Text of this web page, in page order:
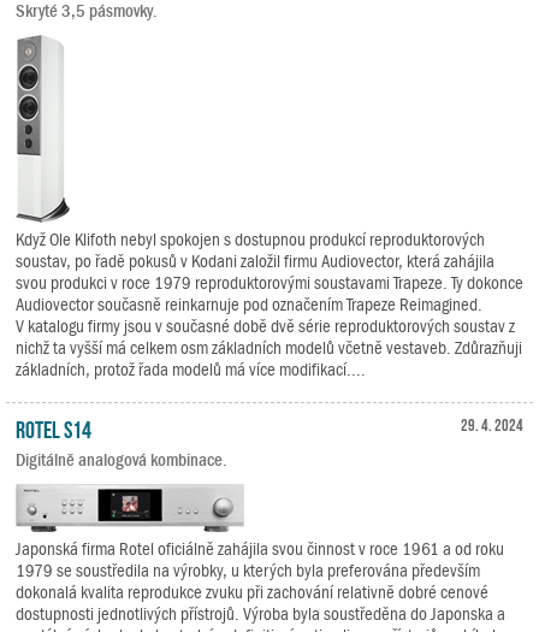
Skryté 3,5 pásmovky.
Když Ole Klifoth nebyl spokojen s dostupnou produkcí reproduktorových
soustav, po řadě pokusů v Kodani založil firmu Audiovector, která zahájila
svou produkci v roce 1979 reproduktorovými soustavami Trapeze. Ty dokonce
Audiovector současně reinkarnuje pod označením Trapeze Reimagined.
V katalogu firmy jsou v současné době dvě série reproduktorových soustav z
nichž ta vyšší má celkem osm základních modelů včetně vestaveb. Zdůrazňuji
základních, protož řada modelů má více modifikací....
29. 4. 2024
Rotel S14
Digitálně analogová kombinace.
Japonská firma Rotel oficiálně zahájila svou činnost v roce 1961 a od roku
1979 se soustředila na výrobky, u kterých byla preferována především
dokonalá kvalita reprodukce zvuku při zachování relativně dobré cenové
dostupnosti jednotlivých přístrojů. Výroba byla soustředěna do Japonska a